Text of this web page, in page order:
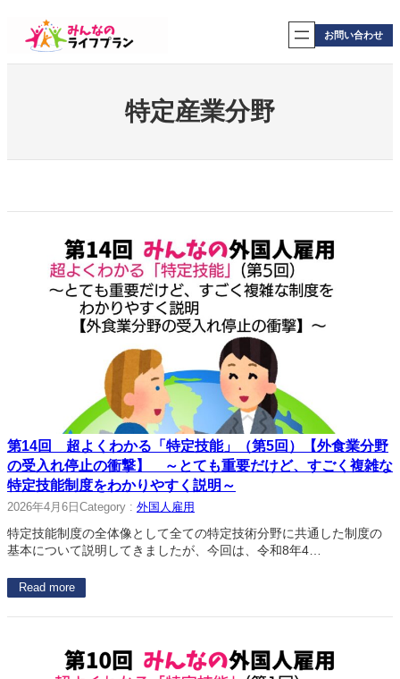
ス
お問い合わせ
特定産業分野
第14回 超よくわかる「特定技能」（第5回）【外食業分野
の受入れ停止の衝撃】 ～とても重要だけど、すごく複雑な
特定技能制度をわかりやすく説明～
2026年4月6日 Category : 外国人雇用
特定技能制度の全体像として全ての特定技術分野に共通した制度の
基本について説明してきましたが、今回は、令和8年4…
Read more